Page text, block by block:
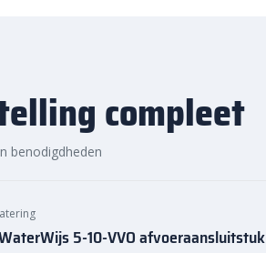
Draingoten en accessoires eenvoudig
prijzen vind je altijd de juiste
compleet
benodigdheden
5-10-VVO afvoeraansluitstuk